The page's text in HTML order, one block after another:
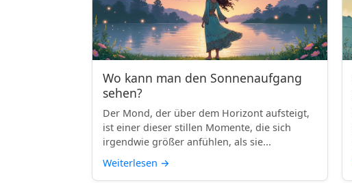
Wo kann man den Sonnenaufgang
sehen?
Der Mond, der über dem Horizont aufsteigt,
ist einer dieser stillen Momente, die sich
irgendwie größer anfühlen, als sie...
Weiterlesen →